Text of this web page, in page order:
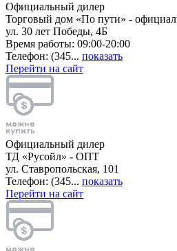
Официальный дилер
Торговый дом «По пути» -
ул. 30 лет Победы, 4Б
Время работы: 09:00-20:00
Телефон: (345... показать
Перейти на сайт
Официальный дилер
ТД «Русойл» - ОПТ
ул. Ставропольская, 101
Телефон: (345... показать
Перейти на сайт